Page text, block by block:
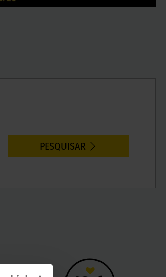
PESQUISAR